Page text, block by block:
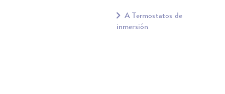
A Termostatos de
inmersión